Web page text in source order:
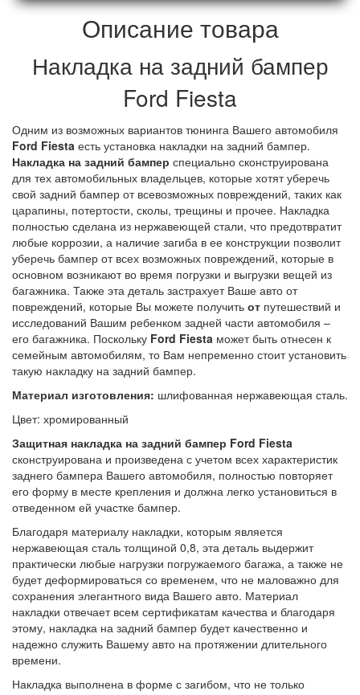
Описание товара
Накладка на задний бампер
Ford Fiesta
Одним из возможных вариантов тюнинга Вашего автомобиля
Ford Fiesta есть установка накладки на задний бампер.
Накладка на задний бампер специально сконструирована
для тех автомобильных владельцев, которые хотят уберечь
свой задний бампер от всевозможных повреждений, таких как
царапины, потертости, сколы, трещины и прочее. Накладка
полностью сделана из нержавеющей стали, что предотвратит
любые коррозии, а наличие загиба в ее конструкции позволит
уберечь бампер от всех возможных повреждений, которые в
основном возникают во время погрузки и выгрузки вещей из
багажника. Также эта деталь застрахует Ваше авто от
повреждений, которые Вы можете получить от путешествий и
исследований Вашим ребенком задней части автомобиля –
его багажника. Поскольку Ford Fiesta может быть отнесен к
семейным автомобилям, то Вам непременно стоит установить
такую накладку на задний бампер.
Материал изготовления: шлифованная нержавеющая сталь.
Цвет: хромированный
Защитная накладка на задний бампер Ford Fiesta
сконструирована и произведена с учетом всех характеристик
заднего бампера Вашего автомобиля, полностью повторяет
его форму в месте крепления и должна легко установиться в
отведенном ей участке бампер.
Благодаря материалу накладки, которым является
нержавеющая сталь толщиной 0,8, эта деталь выдержит
практически любые нагрузки погружаемого багажа, а также не
будет деформироваться со временем, что не маловажно для
сохранения элегантного вида Вашего авто. Материал
накладки отвечает всем сертификатам качества и благодаря
этому, накладка на задний бампер будет качественно и
надежно служить Вашему авто на протяжении длительного
времени.
Накладка выполнена в форме с загибом, что не только